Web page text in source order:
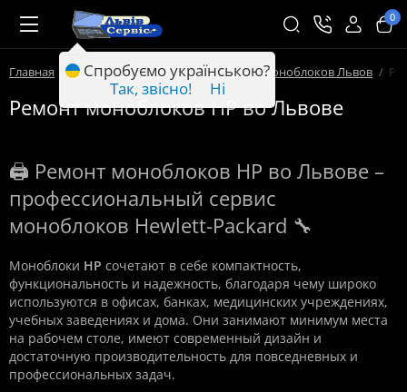
0
Главная Ремонт техники Львов Ремонт моноблоков Львов
Ремонт моноблоков HP во Львове
🖨️ Ремонт моноблоков HP во Львове –
профессиональный сервис
моноблоков Hewlett-Packard 🔧
Моноблоки HP сочетают в себе компактность,
функциональность и надежность, благодаря чему широко
используются в офисах, банках, медицинских учреждениях,
учебных заведениях и дома. Они занимают минимум места
на рабочем столе, имеют современный дизайн и
достаточную производительность для повседневных и
профессиональных задач.
Спробуємо українською?
Так, звісно!
Ні